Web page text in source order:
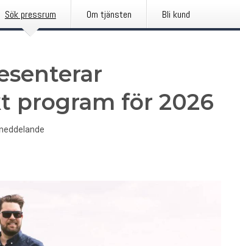
Sök pressrum Om tjänsten Bli kund
program för 2026